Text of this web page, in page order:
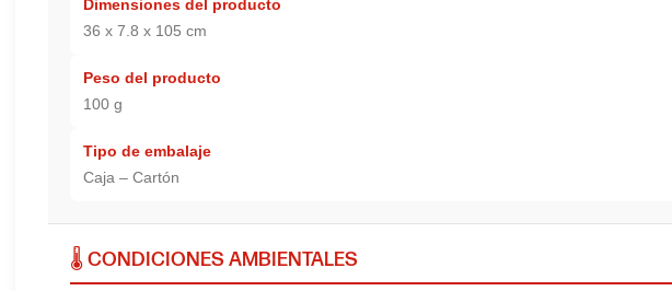
Dimensiones del producto
36 x 7.8 x 105 cm
Peso del producto
100 g
Tipo de embalaje
Caja – Cartón
🌡️ CONDICIONES AMBIENTALES